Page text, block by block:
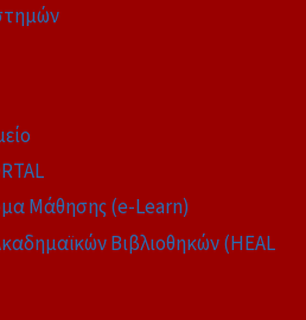
Μάθησης (e-Learn)
Βιβλιοθηκών (HEAL